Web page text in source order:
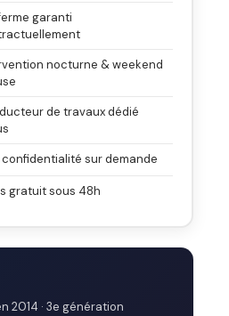
garanti
nocturne & weekend
de travaux dédié
confidentialité sur demande
gratuit sous 48h
2014 · 3e génération